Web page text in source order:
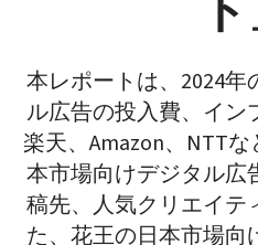
本レポートは、2024
ル広告の投入費、イン
楽天、Amazon、NTT
本市場向けデジタル広
稿先、人気クリエイテ
た、花王の日本市場向